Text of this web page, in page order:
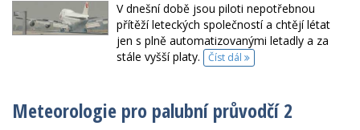
V dnešní době jsou piloti nepotřebnou
přítěží leteckých společností a chtějí létat
jen s plně automatizovanými letadly a za
stále vyšší platy.
Číst dál
Meteorologie pro palubní průvodčí 2